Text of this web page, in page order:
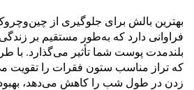
بهترین بالش برای جلوگیری از
فراوانی دارد که به‌طور مستقیم بر
بلندمدت پوست شما تأثیر می‌گذارد. با
که تراز مناسب ستون فقرات را تقویت
زدن در طول شب را کاهش می‌دهد،